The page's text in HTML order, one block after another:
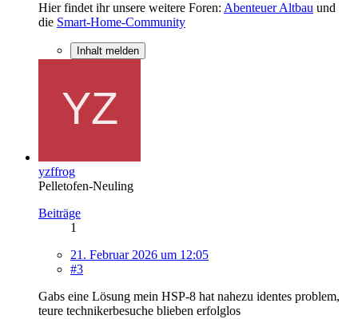
Hier findet ihr unsere weitere Foren: Abenteuer Altbau und
die Smart-Home-Community
Inhalt melden
yzffrog
Pelletofen-Neuling
Beiträge
1
21. Februar 2026 um 12:05
#3
Gabs eine Lösung mein HSP-8 hat nahezu identes problem,
teure technikerbesuche blieben erfolglos